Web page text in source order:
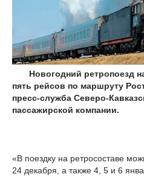
Новогодний ретропоезд
пять рейсов по маршруту
пресс-служба Северо-
пассажирской компании.
«В поездку на ретросоставе
24 декабря, а также 4, 5 и 6